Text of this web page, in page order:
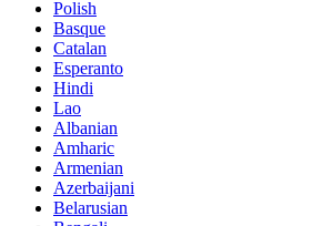
Polish
Basque
Catalan
Esperanto
Hindi
Lao
Albanian
Amharic
Armenian
Azerbaijani
Belarusian